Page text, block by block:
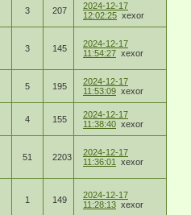
3 207
2024-12-17
12:02:25 xexor
3 145
2024-12-17
11:54:27 xexor
5 195
2024-12-17
11:53:09 xexor
4 155
2024-12-17
11:38:40 xexor
51 2203
2024-12-17
11:36:01
xexor
1 149
2024-12-17
11:28:13 xexor